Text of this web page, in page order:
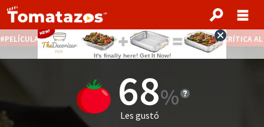
PELÍCULAS STREAMING GRATIS NOTICIAS DESTACADAS CRÍTICA
68
Les gustó